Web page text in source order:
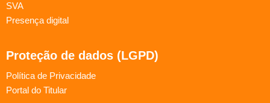
SVA
Presença digital
Proteção de dados (LGPD)
Política de Privacidade
Portal do Titular